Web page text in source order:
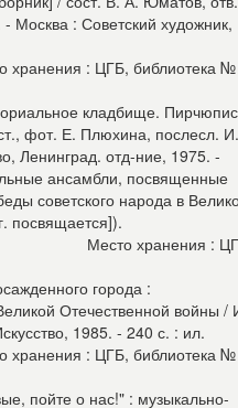
Москва : Советский художник,
хранения : ЦГБ, библиотека
кладбище.
фот. Е. Плюхина, послесл. И.
Ленинград. отд-ние, 1975. -
ансамбли, посвященные
советского народа в
посвящается]).
Место хранения :
города :
Отечественной войны /
1985. - 240 с. : ил.
хранения : ЦГБ, библиотека
пойте о нас!" : музыкально-